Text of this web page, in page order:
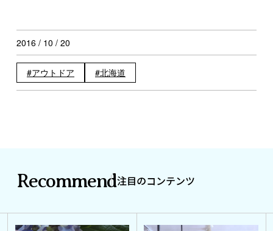
2016 / 10 / 20
アウトドア 北海道
Recommend注目のコンテンツ